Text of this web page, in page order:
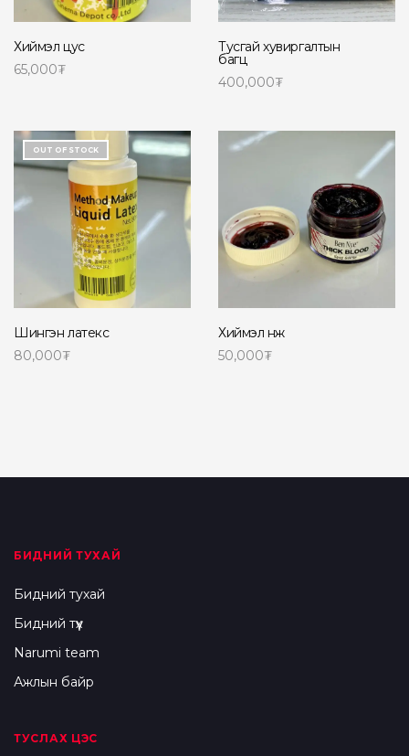
Хиймэл цус
65,000₮
Тусгай хувиргалтын
багц
400,000₮
OUT OF STOCK
Шингэн латекс
80,000₮
Хиймэл нөж
50,000₮
БИДНИЙ ТУХАЙ
Бидний тухай
Бидний түүх
Narumi team
Ажлын байр
ТУСЛАХ ЦЭС